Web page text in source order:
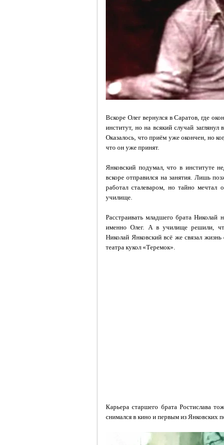
Вскоре Олег вернулся в Саратов, где
институт, но на всякий случай
Оказалось, что приём уже окончен, но
что он уже принят.
Янковский подумал, что в институте
вскоре отправился на занятия. Лишь
работал сталеваром, но тайно мечтал
училище.
Расстраивать младшего брата Николай
именно Олег. А в училище решили,
Николай Янковский всё же связал
театра кукол «Теремок».
Карьера старшего брата Ростислава
снимался в кино и первым из Янковских